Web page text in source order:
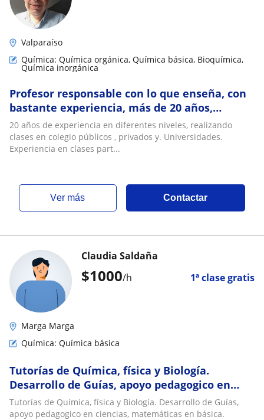
Valparaíso
Química: Química orgánica, Química básica, Bioquímica,
Química inorgánica
Profesor responsable con lo que enseña, con
bastante experiencia, más de 20 años,
enseñando en niveles básico , medio,
preuniversitario y universitario
20 años de experiencia en diferentes niveles, realizando
clases en colegio públicos , privados y. Universidades.
Experiencia en clases part...
ver más Contactar
$1000/h 1ª clase gratis
Claudia Saldaña
Marga Marga
Química: Química básica
Tutorías de Química, física y Biología.
Desarrollo de Guías, apoyo pedagogico en
ciencias, matemáticas en básica
Tutorías de Química, física y Biología. Desarrollo de Guías,
apoyo pedagogico en ciencias, matemáticas en básica.